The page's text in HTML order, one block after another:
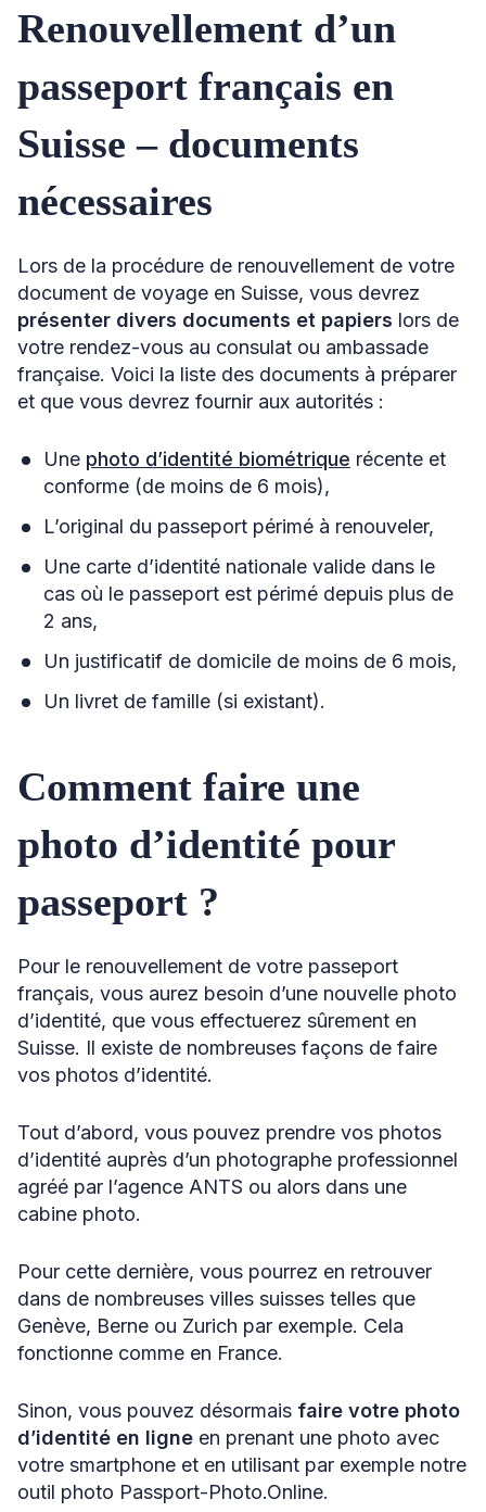
Renouvellement d’un
passeport français en
Suisse – documents
nécessaires
Lors de la procédure de renouvellement de votre
document de voyage en Suisse, vous devrez
présenter divers documents et papiers lors de
votre rendez-vous au consulat ou ambassade
française. Voici la liste des documents à préparer
et que vous devrez fournir aux autorités :
Une photo d’identité biométrique récente et
conforme (de moins de 6 mois),
L’original du passeport périmé à renouveler,
Une carte d’identité nationale valide dans le
cas où le passeport est périmé depuis plus de
2 ans,
Un justificatif de domicile de moins de 6 mois,
Un livret de famille (si existant).
Comment faire une
photo d’identité pour
passeport ?
Pour le renouvellement de votre passeport
français, vous aurez besoin d’une nouvelle photo
d’identité, que vous effectuerez sûrement en
Suisse. Il existe de nombreuses façons de faire
vos photos d’identité.
Tout d’abord, vous pouvez prendre vos photos
d’identité auprès d’un photographe professionnel
agréé par l’agence ANTS ou alors dans une
cabine photo.
Pour cette dernière, vous pourrez en retrouver
dans de nombreuses villes suisses telles que
Genève, Berne ou Zurich par exemple. Cela
fonctionne comme en France.
Sinon, vous pouvez désormais faire votre photo
d’identité en ligne en prenant une photo avec
votre smartphone et en utilisant par exemple notre
outil photo Passport-Photo.Online.